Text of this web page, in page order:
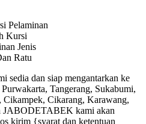
Kursi
Jenis
Ratu
sedia dan siap mengantarkan ke
Tangerang, Sukabumi,
Cikampek, Cikarang, Karawang,
JABODETABEK kami akan
kirim {syarat dan ketentuan